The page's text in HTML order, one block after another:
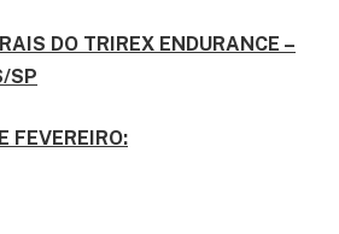
DO TRIREX ENDURANCE –
SP
FEVEREIRO: